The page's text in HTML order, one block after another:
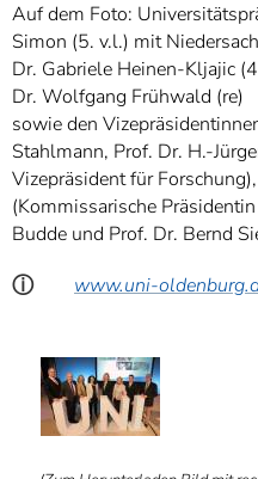
Auf dem Foto:
Simon (5. v.l.) mit
Dr. Gabriele Heinen-Kljajic
Dr. Wolfgang Frühwald (re)
sowie den
Stahlmann, Prof. Dr. H.-
Vizepräsident für
(Kommissarische
Budde und Prof. Dr. Bernd
ⓘ www.uni-